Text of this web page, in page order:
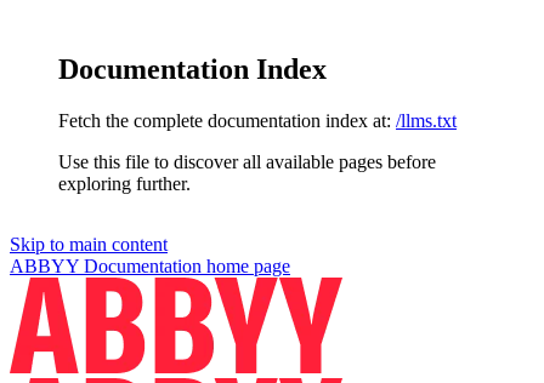
Documentation Index
Fetch the complete documentation index at: /llms.txt
Use this file to discover all available pages before
exploring further.
Skip to main content
ABBYY Documentation home page